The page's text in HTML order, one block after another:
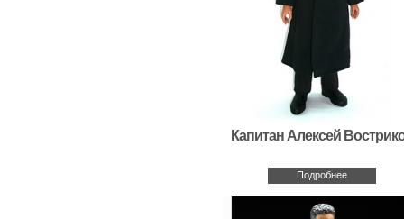
Капитан Алексей
Подробнее